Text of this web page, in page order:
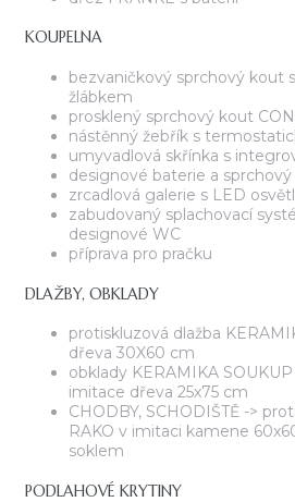
KOUPELNA
bezvaničkový sprchový kout
žlábkem
prosklený sprchový kout
nástěnný žebřík s
umyvadlová skřínka s
designové baterie a
zrcadlová galerie s LED
zabudovaný splachovací
designové WC
příprava pro pračku
DLAŽBY, OBKLADY
protiskluzová dlažba
dřeva 30X60 cm
obklady KERAMIKA
imitace dřeva 25x75 cm
CHODBY, SCHODIŠTĚ ->
RAKO v imitaci kamene
soklem
PODLAHOVÉ KRYTINY